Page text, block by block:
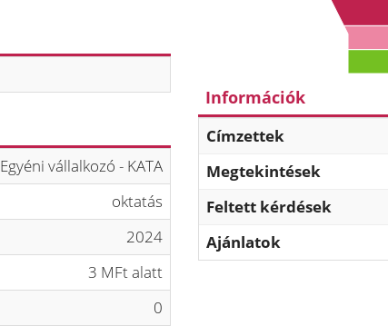
Egyéni vállalkozó - KATA
oktatás
2024
3 MFt alatt
0
Információk
Címzettek
Megtekintések
Feltett kérdések
Ajánlatok